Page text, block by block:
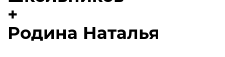
+
Родина Наталья